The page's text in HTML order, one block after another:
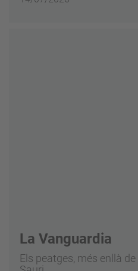
La Vanguardia
Els peatges, més enllà